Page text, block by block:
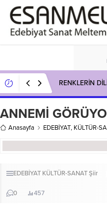
RENKLERİN
ANNEMİ
Anasayfa EDEBİYAT, KÜLTÜR-
EDEBİYAT KÜLTÜR-SANATŞiir
0 457